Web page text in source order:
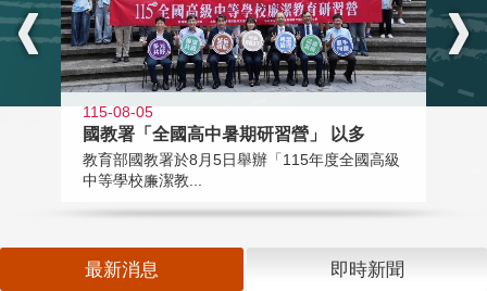
115-08-05
國教署「全國高中暑期研習營」 以多
教育部國教署於8月5日舉辦「115年度全國高級
中等學校廉潔教...
最新消息 即時新聞